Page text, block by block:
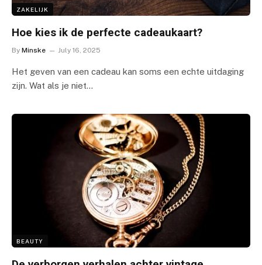
ZAKELIJK
Hoe kies ik de perfecte cadeaukaart?
By Minske July 16, 2025
Het geven van een cadeau kan soms een echte uitdaging
zijn. Wat als je niet…
BEAUTY